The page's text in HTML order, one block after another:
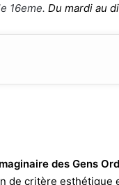
16eme. Du mardi au
des Gens
critère esthétique